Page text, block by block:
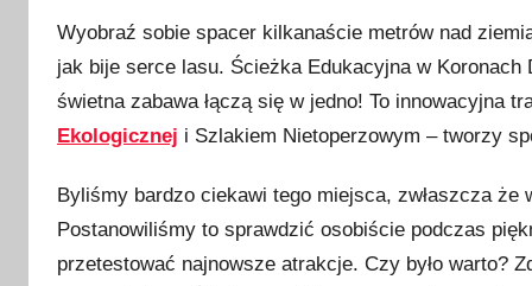
u
b
l
i
o
w
a
Wyobraź sobie spacer kilkanaście metrów nad
jak bije serce lasu. Ścieżka Edukacyjna w
świetna zabawa łączą się w jedno! To innowacyjna
Ekologicznej i Szlakiem Nietoperzowym – tworzy
Byliśmy bardzo ciekawi tego miejsca, zwłaszcza
Postanowiliśmy to sprawdzić osobiście podczas
przetestować najnowsze atrakcje. Czy było warto?